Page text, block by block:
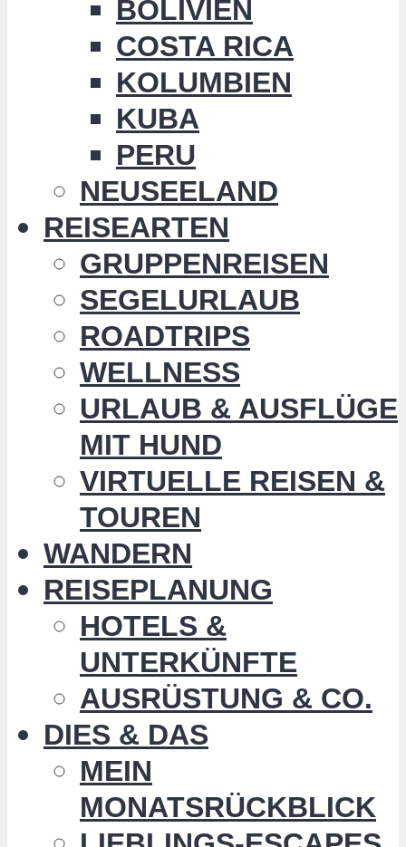
BOLIVIEN
COSTA RICA
KOLUMBIEN
KUBA
PERU
NEUSEELAND
REISEARTEN
GRUPPENREISEN
SEGELURLAUB
ROADTRIPS
WELLNESS
URLAUB & AUSFLÜGE
MIT HUND
VIRTUELLE REISEN &
TOUREN
WANDERN
REISEPLANUNG
HOTELS &
UNTERKÜNFTE
AUSRÜSTUNG & CO.
DIES & DAS
MEIN
MONATSRÜCKBLICK